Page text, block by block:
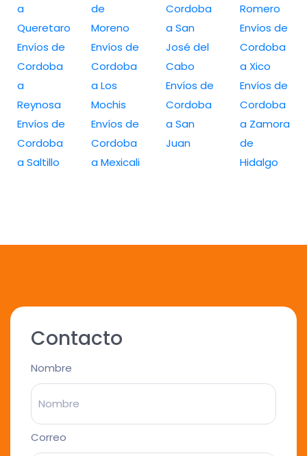
a
Queretaro
Envíos de
Cordoba
a
Reynosa
Envíos de
Cordoba
a Saltillo
de
Moreno
Envíos de
Cordoba
a Los
Mochis
Envíos de
Cordoba
a Mexicali
Cordoba
a San
José del
Cabo
Envíos de
Cordoba
a San
Juan
Romero
Envíos de
Cordoba
a Xico
Envíos de
Cordoba
a Zamora
de
Hidalgo
Contacto
Nombre
Correo